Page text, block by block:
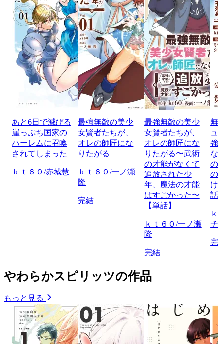
あと6日で滅びる
崖っぷち国家の
ハーレムに召喚
されてしまった
ｋｔ６０/赤城慧
最強無敵の美少
女賢者たちが、
オレの師匠にな
りたがる
ｋｔ６０/一ノ瀬
隆
完結
最強無敵の美少
女賢者たちが、
オレの師匠にな
りたがる〜武術
の才能がなくて
追放された少
年、魔法の才能
はすごかった〜
【単話】
ｋｔ６０/一ノ瀬
隆
完結
無
ュ
強
な
の
の
け
話
ｋ
チ
完
やわらかスピリッツの作品
もっと見る